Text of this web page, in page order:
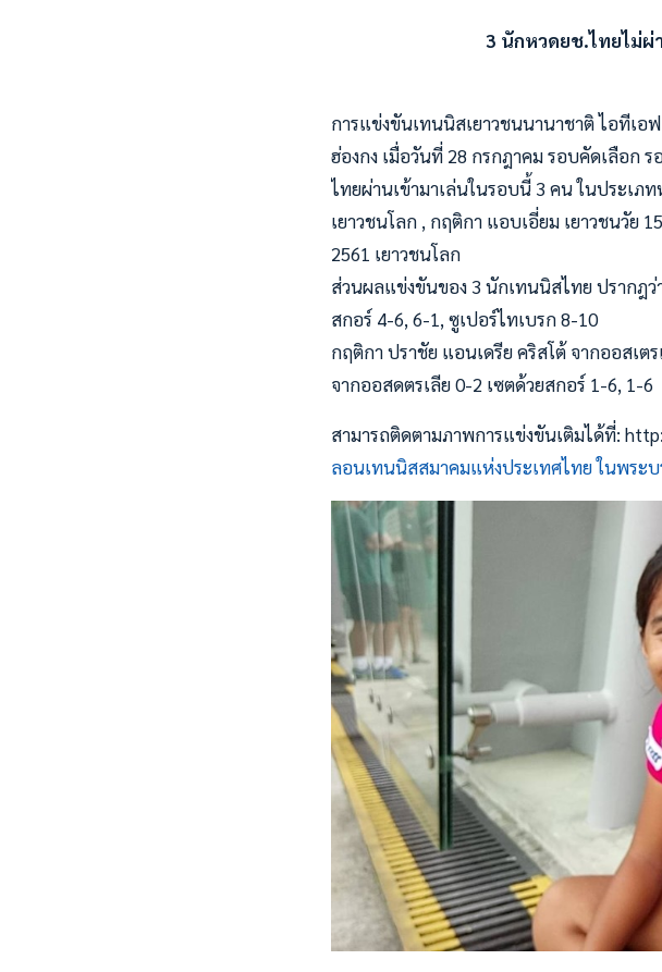
3 นักหวดยช.ไทยไม่ผ่
การแข่งขันเทนนิสเยาวชนนานาชาติ ไอทีเอ
ฮ่องกง เมื่อวันที่ 28 กรกฎาคม รอบคัดเลือก
ไทยผ่านเข้ามาเล่นในรอบนี้ 3 คน ในประเภ
เยาวชนโลก , กฤติกา แอบเอี่ยม เยาวชนวัย
2561 เยาวชนโลก
ส่วนผลแข่งขันของ 3 นักเทนนิสไทย ปรากฎ
สกอร์ 4-6, 6-1, ซูเปอร์ไทเบรก 8-10
กฤติกา ปราชัย แอนเดรีย คริสโต้ จากออสเ
จากออสดตรเลีย 0-2 เซตด้วยสกอร์ 1-6, 1-6
สามารถติดตามภาพการแข่งขันเติมได้ที่:
ลอนเทนนิสสมาคมแห่งประเทศไทย ในพระ